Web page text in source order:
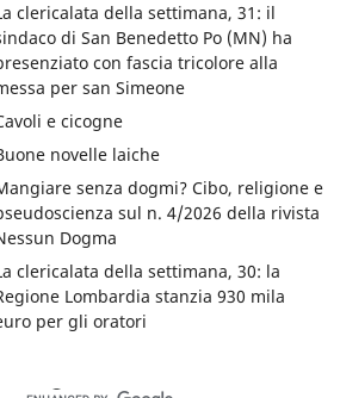
clericalata della settimana, 31: il
di San Benedetto Po (MN) ha
con fascia tricolore alla
per san Simeone
e cicogne
novelle laiche
senza dogmi? Cibo, religione e
sul n. 4/2026 della rivista
Dogma
clericalata della settimana, 30: la
Lombardia stanzia 930 mila
per gli oratori